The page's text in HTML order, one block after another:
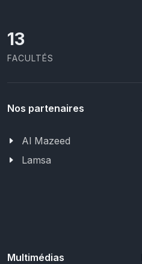
13
FACULTÉS
Nos partenaires
Al Mazeed
Lamsa
Multimédias